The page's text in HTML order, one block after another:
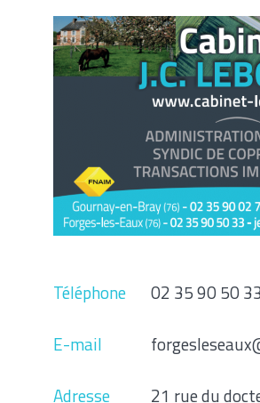
Téléphone 02 35 90 50
E-mail
Adresse 21 rue du